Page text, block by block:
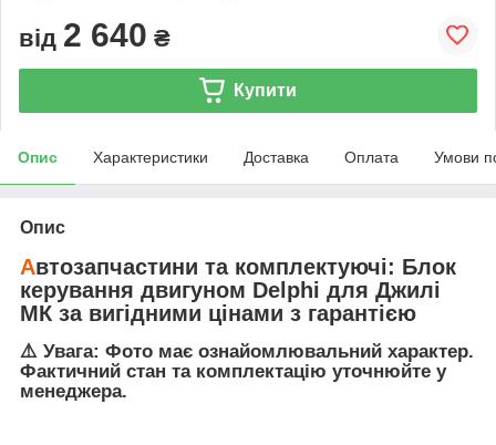
від 2 640 ₴
Купити
Опис Характеристики Доставка Оплата Умови
Опис
Автозапчастини та комплектуючі: Блок
керування двигуном Delphi для Джилі
МК за вигідними цінами з гарантією
⚠️ Увага: Фото має ознайомлювальний характер.
Фактичний стан та комплектацію уточнюйте у
менеджера.